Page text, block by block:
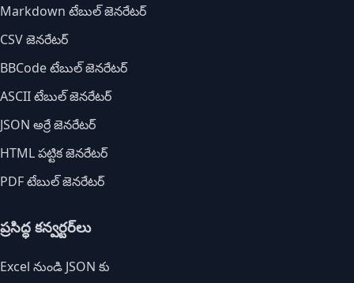
Markdown టేబుల్ జెనరేటర్
CSV జెనరేటర్
BBCode టేబుల్ జెనరేటర్
ASCII టేబుల్ జెనరేటర్
JSON అర్రే జెనరేటర్
HTML పట్టిక జెనరేటర్
PDF టేబుల్ జెనరేటర్
ప్రసిద్ధ కన్వర్టర్‌లు
Excel నుండి JSON కు